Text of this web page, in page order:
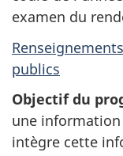
examen du
publics
Objectif du
une
intègre cette